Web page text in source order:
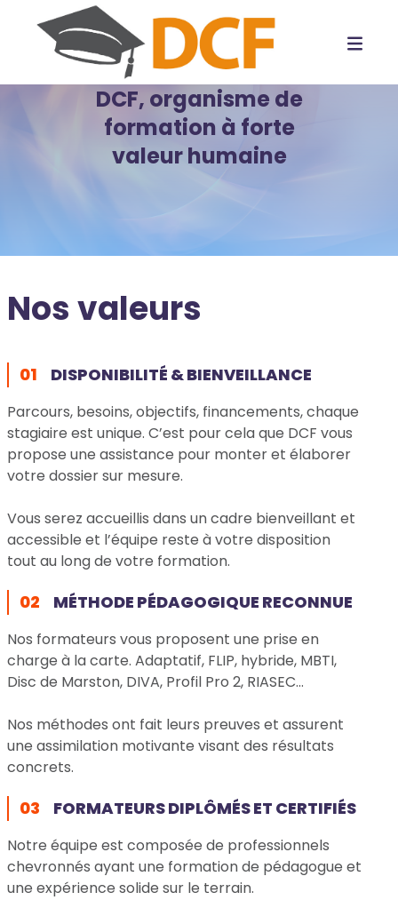
DCF, organisme de
formation à forte
valeur humaine
Nos valeurs
01 DISPONIBILITÉ & BIENVEILLANCE
Parcours, besoins, objectifs, financements, chaque
stagiaire est unique. C’est pour cela que DCF vous
propose une assistance pour monter et élaborer
votre dossier sur mesure.
Vous serez accueillis dans un cadre bienveillant et
accessible et l’équipe reste à votre disposition
tout au long de votre formation.
02 MÉTHODE PÉDAGOGIQUE RECONNUE
Nos formateurs vous proposent une prise en
charge à la carte. Adaptatif, FLIP, hybride, MBTI,
Disc de Marston, DIVA, Profil Pro 2, RIASEC…
Nos méthodes ont fait leurs preuves et assurent
une assimilation motivante visant des résultats
concrets.
03 FORMATEURS DIPLÔMÉS ET CERTIFIÉS
Notre équipe est composée de professionnels
chevronnés ayant une formation de pédagogue et
une expérience solide sur le terrain.